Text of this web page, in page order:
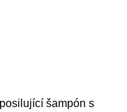
šampón s